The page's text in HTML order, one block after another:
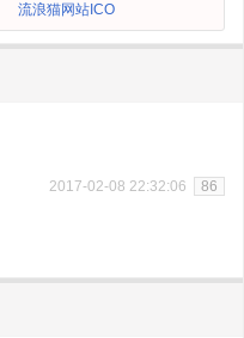
流浪猫网站ICO
2017-02-08 22:32:06 86